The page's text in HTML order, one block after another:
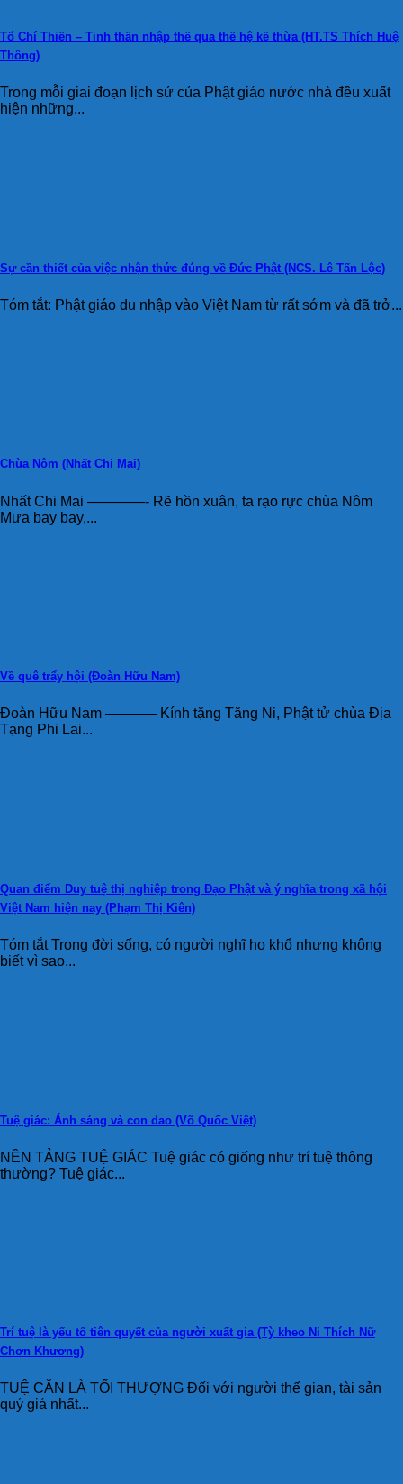
Tổ Chí Thiền – Tinh thần nhập thế qua thế hệ kế thừa (HT.TS Thích Huệ
Thông)
Trong mỗi giai đoạn lịch sử của Phật giáo nước nhà đều xuất
hiện những...
Sự cần thiết của việc nhận thức đúng về Đức Phật (NCS. Lê Tấn Lộc)
Tóm tắt: Phật giáo du nhập vào Việt Nam từ rất sớm và đã trở...
Chùa Nôm (Nhất Chi Mai)
Nhất Chi Mai ————- Rẽ hồn xuân, ta rạo rực chùa Nôm
Mưa bay bay,...
Về quê trẩy hội (Đoàn Hữu Nam)
Đoàn Hữu Nam ———– Kính tặng Tăng Ni, Phật tử chùa Địa
Tạng Phi Lai...
Quan điểm Duy tuệ thị nghiệp trong Đạo Phật và ý nghĩa trong xã hội
Việt Nam hiện nay (Phạm Thị Kiên)
Tóm tắt Trong đời sống, có người nghĩ họ khổ nhưng không
biết vì sao...
Tuệ giác: Ánh sáng và con dao (Võ Quốc Việt)
NỀN TẢNG TUỆ GIÁC Tuệ giác có giống như trí tuệ thông
thường? Tuệ giác...
Trí tuệ là yếu tố tiên quyết của người xuất gia (Tỳ kheo Ni Thích Nữ
Chơn Khương)
TUỆ CĂN LÀ TỐI THƯỢNG Đối với người thế gian, tài sản
quý giá nhất...